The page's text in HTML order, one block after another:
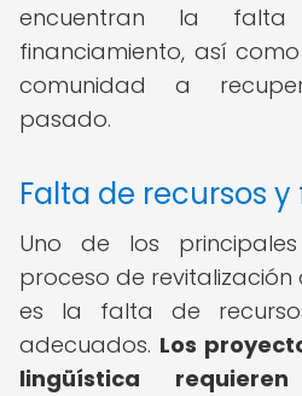
encuentran la
financiamiento, así
comunidad a
pasado.
Falta de recursos
Uno de los
proceso de revitalización
es la falta de
adecuados. Los
lingüística